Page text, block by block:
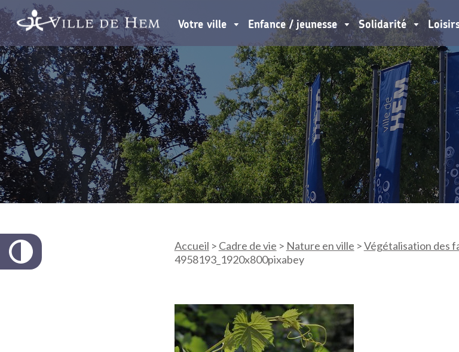
Votre ville Enfance / jeunesse Solidarité
Accueil > Cadre de vie > Nature en ville >Végétalisation des
4958193_1920x800pixabey